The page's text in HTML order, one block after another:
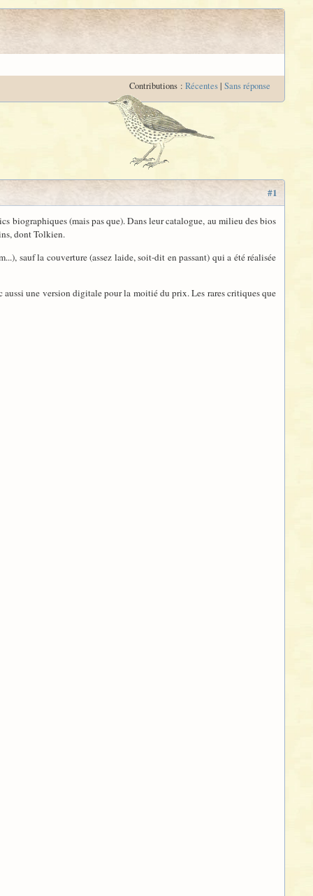
Contributions : Récentes| Sans réponse
#1
biographiques (mais pas que). Dans leur catalogue, au milieu des bios
dont Tolkien.
sauf la couverture (assez laide, soit-dit en passant) qui a été réalisée
une version digitale pour la moitié du prix. Les rares critiques que